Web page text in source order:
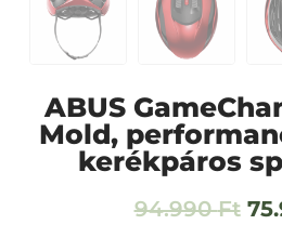
ABUS
Mold,
kerékpáros
94.990Ft